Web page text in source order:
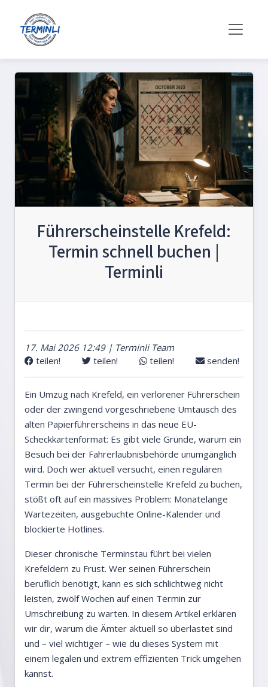
Führerscheinstelle Krefeld:
Termin schnell buchen |
Terminli
17. Mai 2026 12:49 | Terminli Team
teilen!
teilen! teilen! senden!
Ein Umzug nach Krefeld, ein verlorener Führerschein
oder der zwingend vorgeschriebene Umtausch des
alten Papierführerscheins in das neue EU-
Scheckkartenformat: Es gibt viele Gründe, warum ein
Besuch bei der Fahrerlaubnisbehörde unumgänglich
wird. Doch wer aktuell versucht, einen regulären
Termin bei der Führerscheinstelle Krefeld zu buchen,
stößt oft auf ein massives Problem: Monatelange
Wartezeiten, ausgebuchte Online-Kalender und
blockierte Hotlines.
Dieser chronische Terminstau führt bei vielen
Krefeldern zu Frust. Wer seinen Führerschein
beruflich benötigt, kann es sich schlichtweg nicht
leisten, zwölf Wochen auf einen Termin zur
Umschreibung zu warten. In diesem Artikel erklären
wir dir, warum die Ämter aktuell so überlastet sind
und – viel wichtiger – wie du dieses System mit
einem legalen und extrem effizienten Trick umgehen
kannst.